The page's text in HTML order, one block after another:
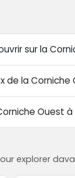
sur la
de la Corniche
Ouest à
explorer